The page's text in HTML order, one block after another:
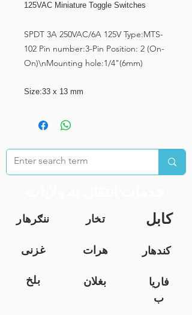
125VAC Miniature Toggle Switches
SPDT 3A 250VAC/6A 125V Type:MTS-
102 Pin number:3-Pin Position: 2 (On-
On)\nMounting hole:1/4"(6mm)
Size:33 x 13 mm
ننګرهار تخار کابل
غزنی هرات
کندهار
بلخ
بغلان
فاریا
ب